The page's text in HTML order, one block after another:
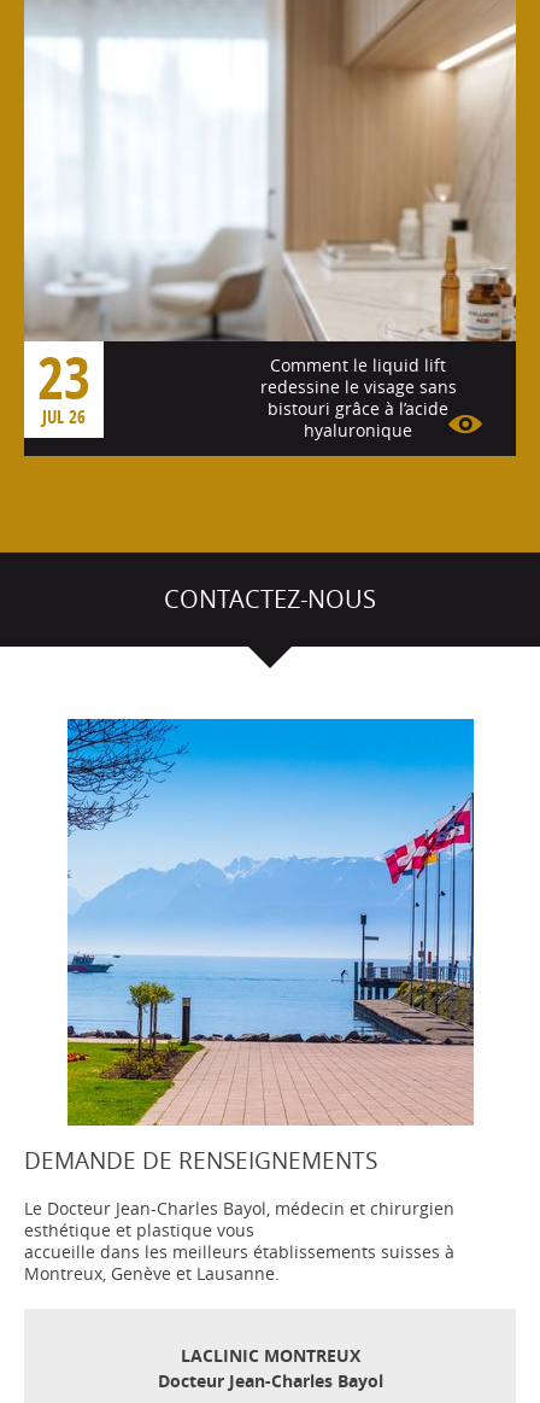
23
JUL 26
Comment le liquid lift
redessine le visage sans
bistouri grâce à l’acide
hyaluronique
CONTACTEZ-NOUS
DEMANDE DE RENSEIGNEMENTS
Le Docteur Jean-Charles Bayol, médecin et chirurgien
esthétique et plastique vous
accueille dans les meilleurs établissements suisses à
Montreux, Genève et Lausanne.
LACLINIC MONTREUX
Docteur Jean-Charles Bayol